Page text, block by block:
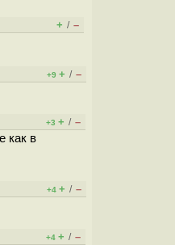
+ / –
+9 + / –
+3 + / –
как в
+4 + / –
+4 + / –